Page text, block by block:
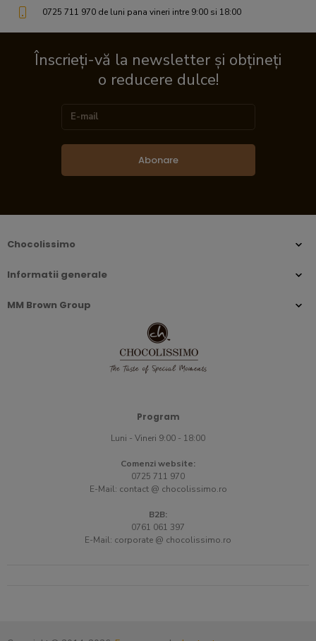
0725 711 970 de luni pana vineri intre 9:00 si 18:00
Înscrieți-vă la newsletter și obțineți
o reducere dulce!
Abonare
Chocolissimo
Informatii generale
MM Brown Group
Program
Luni - Vineri 9:00 - 18:00
Comenzi website:
0725 711 970
E-Mail: contact @ chocolissimo.ro
B2B:
0761 061 397
E-Mail: corporate @ chocolissimo.ro